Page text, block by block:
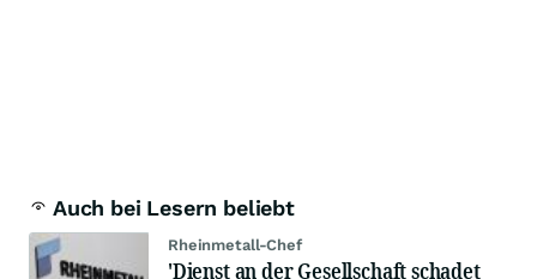
Auch bei Lesern beliebt
Rheinmetall-Chef
'Dienst an der Gesellschaft schadet